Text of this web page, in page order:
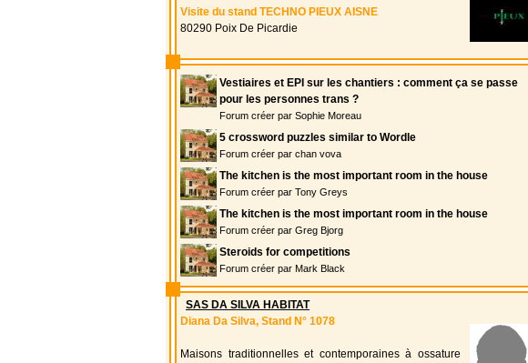
Visite du stand TECHNO PIEUX AISNE
80290 Poix De Picardie
Vestiaires et EPI sur les chantiers : comment ça se passe
pour les personnes trans ?
Forum créer par Sophie Moreau
5 crossword puzzles similar to Wordle
Forum créer par chan vova
The kitchen is the most important room in the house
Forum créer par Tony Greys
The kitchen is the most important room in the house
Forum créer par Greg Bjorg
Steroids for competitions
Forum créer par Mark Black
SAS DA SILVA HABITAT
Diana Da Silva, Stand N° 1078
Maisons traditionnelles et contemporaines à ossature